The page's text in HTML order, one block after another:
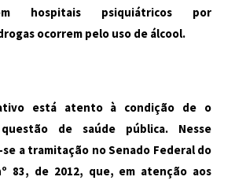
hospitais psiquiátricos por
ocorrem pelo uso de álcool.
está atento à condição de o
de saúde pública. Nesse
a tramitação no Senado Federal do
83, de 2012, que, em atenção aos